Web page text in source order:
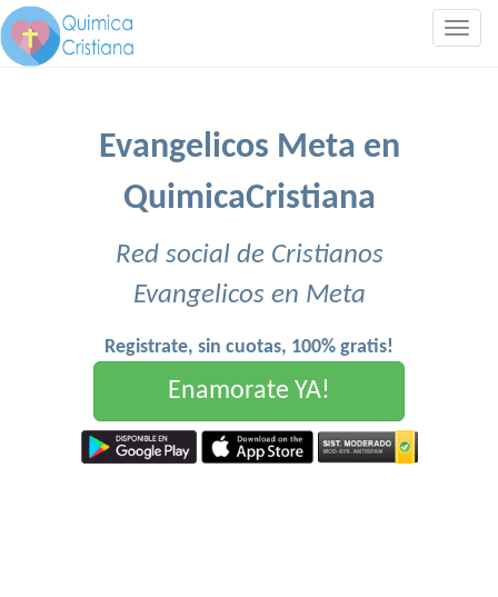
Evangelicos Meta en
QuimicaCristiana
Red social de Cristianos
Evangelicos en Meta
Registrate, sin cuotas, 100% gratis!
Enamorate YA!